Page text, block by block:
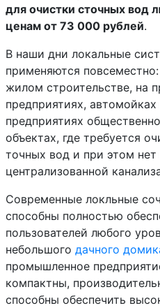
для очистки сточных вод
ценам от 73 000рублей.
В наши дни локальные
применяются
жилом строительстве, на
предприятиях, автомойках
предприятиях
объектах, где требуется
точных вод и при этом
централизованной
Современные локльные
способны полностью
пользователей любого
небольшого дачного
промышленное
компактны,
способны обеспечить